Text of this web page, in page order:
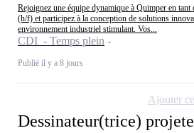
Rejoignez une équipe dynamique à Quimper en
(h/f) et participez à la conception de solutions
environnement industriel stimulant. Vos...
CDI - Temps plein
Publié il y a 8 jours
Dessinateur(trice)
Ajouter